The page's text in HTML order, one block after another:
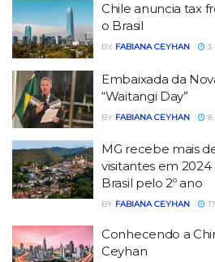
Chile anuncia tax
o Brasil
BY FABIANA CEYHAN 3
Embaixada da
“Waitangi Day”
BY FABIANA CEYHAN 8
MG recebe mais
visitantes em
Brasil pelo 2º ano
BY FABIANA CEYHAN
Conhecendo a
Ceyhan